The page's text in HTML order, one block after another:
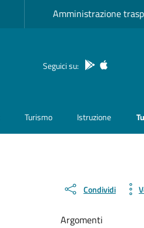
Amministrazione
Seguici su: App Android
App IOS
Turismo Istruzione
Condividi
Argomenti